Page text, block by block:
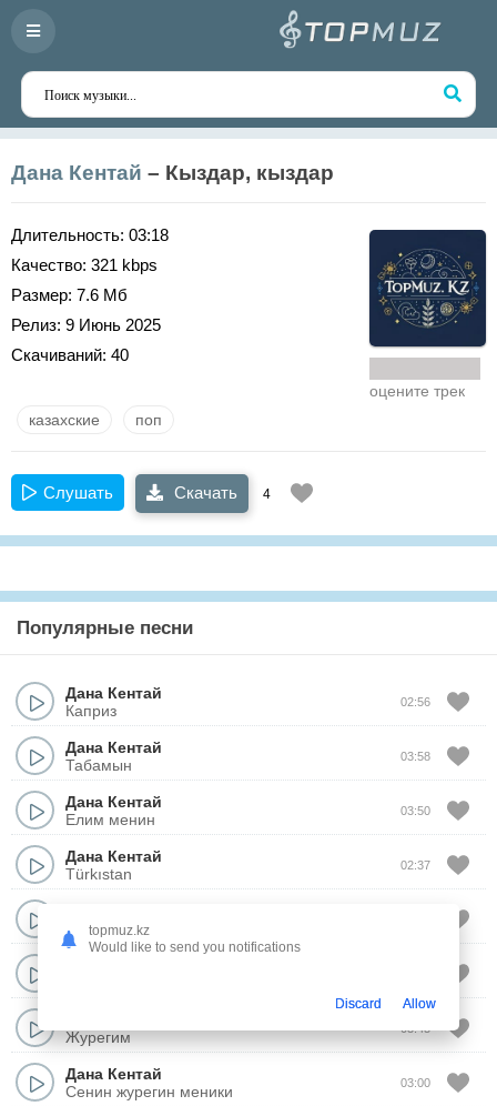
Дана Кентай – Кыздар, кыздар
Длительность: 03:18
Качество: 321 kbps
Размер: 7.6 Мб
Релиз: 9 Июнь 2025
Скачиваний: 40
оцените трек
казахские поп
Слушать Скачать 4
Популярные песни
Дана Кентай
Каприз
02:56
Дана Кентай
Табамын
03:58
Дана Кентай
Елим менин
03:50
Дана Кентай
Türkıstan
02:37
Бакытты жар
Журегим
03:45
Дана Кентай
Сенин журегин меники
03:00
topmuz.kz
Would like to send you notifications
Discard Allow